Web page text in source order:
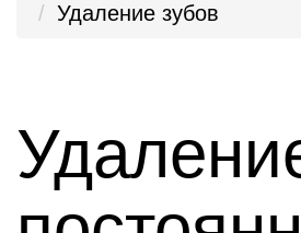
Удаление зубов